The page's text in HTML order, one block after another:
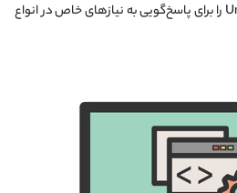
است. به‌همین‌دلیل، می‌توان Unix را برای پاسخ‌گویی به نیازهای خاص در انواع